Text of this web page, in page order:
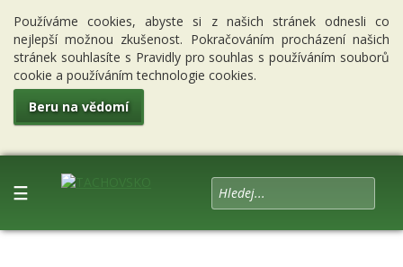
Používáme cookies, abyste si z našich stránek odnesli co
nejlepší možnou zkušenost. Pokračováním procházení našich
stránek souhlasíte s Pravidly pro souhlas s používáním souborů
cookie a používáním technologie cookies.
Beru na vědomí
☰